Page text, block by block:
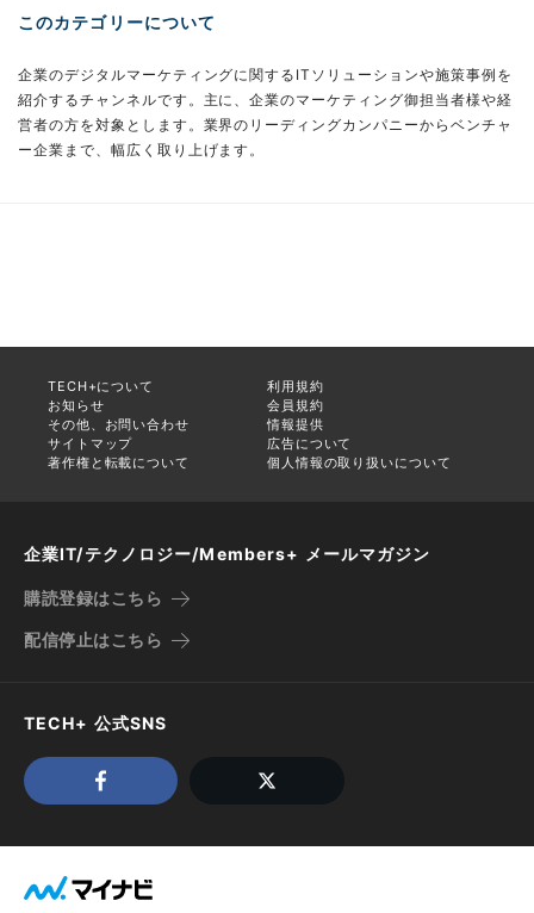
このカテゴリーについて
企業のデジタルマーケティングに関するITソリューションや施策事例を
紹介するチャンネルです。主に、企業のマーケティング御担当者様や経
営者の方を対象とします。業界のリーディングカンパニーからベンチャ
ー企業まで、幅広く取り上げます。
TECH+について
利用規約
お知らせ
会員規約
その他、お問い合わせ
情報提供
サイトマップ
広告について
著作権と転載について
個人情報の取り扱いについて
企業IT/テクノロジー/Members+ メールマガジン
購読登録はこちら
配信停止はこちら
TECH+ 公式SNS